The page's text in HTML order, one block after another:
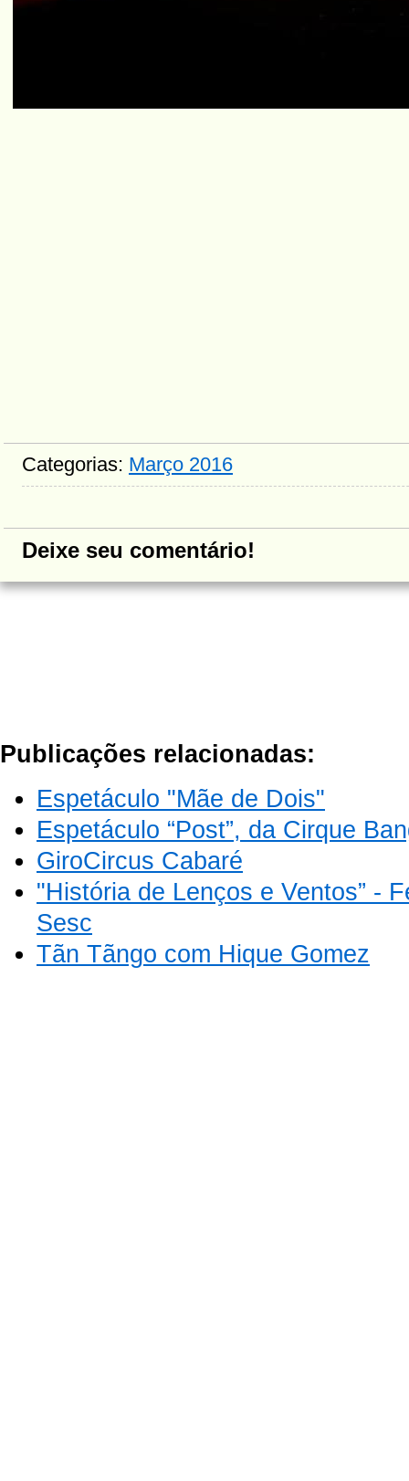
Categorias: Março 2016
Deixe seu comentário!
Publicações relacionadas:
Espetáculo "Mãe de Dois"
Espetáculo “Post”, da Cirque
GiroCircus Cabaré
"História de Lenços e Ventos” -
Sesc
Tãn Tãngo com Hique Gomez